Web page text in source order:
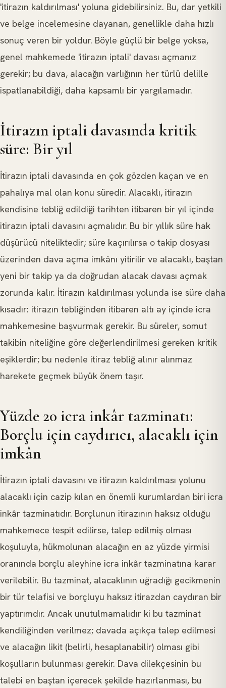
'itirazın kaldırılması' yoluna gidebilirsiniz. Bu, dar yetkili
ve belge incelemesine dayanan, genellikle daha hızlı
sonuç veren bir yoldur. Böyle güçlü bir belge yoksa,
genel mahkemede 'itirazın iptali' davası açmanız
gerekir; bu dava, alacağın varlığının her türlü delille
ispatlanabildiği, daha kapsamlı bir yargılamadır.
İtirazın iptali davasında kritik
süre: Bir yıl
İtirazın iptali davasında en çok gözden kaçan ve en
pahalıya mal olan konu süredir. Alacaklı, itirazın
kendisine tebliğ edildiği tarihten itibaren bir yıl içinde
itirazın iptali davasını açmalıdır. Bu bir yıllık süre hak
düşürücü niteliktedir; süre kaçırılırsa o takip dosyası
üzerinden dava açma imkânı yitirilir ve alacaklı, baştan
yeni bir takip ya da doğrudan alacak davası açmak
zorunda kalır. İtirazın kaldırılması yolunda ise süre daha
kısadır: itirazın tebliğinden itibaren altı ay içinde icra
mahkemesine başvurmak gerekir. Bu süreler, somut
takibin niteliğine göre değerlendirilmesi gereken kritik
eşiklerdir; bu nedenle itiraz tebliğ alınır alınmaz
harekete geçmek büyük önem taşır.
Yüzde 20 icra inkâr tazminatı:
Borçlu için caydırıcı, alacaklı için
imkân
İtirazın iptali davasını ve itirazın kaldırılması yolunu
alacaklı için cazip kılan en önemli kurumlardan biri icra
inkâr tazminatıdır. Borçlunun itirazının haksız olduğu
mahkemece tespit edilirse, talep edilmiş olması
koşuluyla, hükmolunan alacağın en az yüzde yirmisi
oranında borçlu aleyhine icra inkâr tazminatına karar
verilebilir. Bu tazminat, alacaklının uğradığı gecikmenin
bir tür telafisi ve borçluyu haksız itirazdan caydıran bir
yaptırımdır. Ancak unutulmamalıdır ki bu tazminat
kendiliğinden verilmez; davada açıkça talep edilmesi
ve alacağın likit (belirli, hesaplanabilir) olması gibi
koşulların bulunması gerekir. Dava dilekçesinin bu
talebi en baştan içerecek şekilde hazırlanması, bu